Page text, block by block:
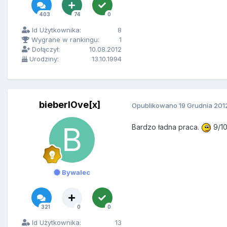
403 74 0
Id Użytkownika:
8
Wygrane w rankingu:
1
Dołączył:
10.08.2012
Urodziny:
13.10.1994
bieberlOve[x]
Bywalec
321 0 0
Id Użytkownika: 13
Opublikowano 19 Grudnia
Bardzo ładna praca. 9/10